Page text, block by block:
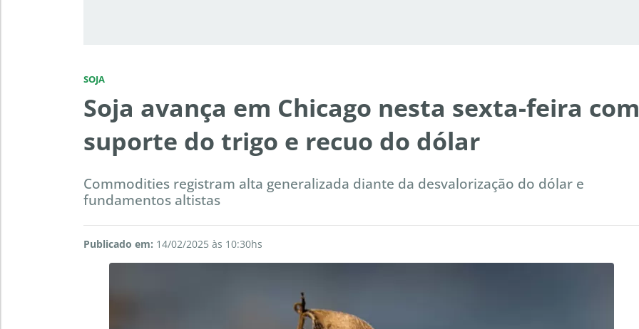
SOJA
Soja avança em Chicago nesta sexta-feira com
suporte do trigo e recuo do dólar
Commodities registram alta generalizada diante da desvalorização do dólar e
fundamentos altistas
Publicado em: 14/02/2025 às 10:30hs